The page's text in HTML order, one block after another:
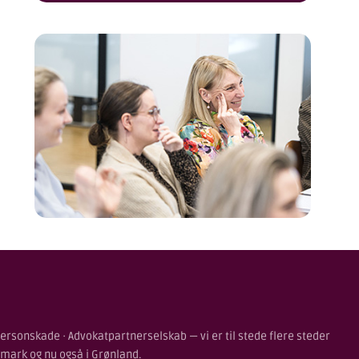
· Advokatpartnerselskab — vi er til stede flere steder
og nu også i Grønland.